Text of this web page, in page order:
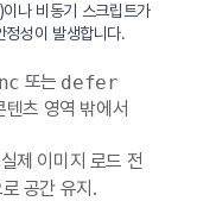
나 비동기 스크립트가
성이 발생합니다.
또는 defer
츠 영역 밖에서
제 이미지 로드 전
공간 유지.